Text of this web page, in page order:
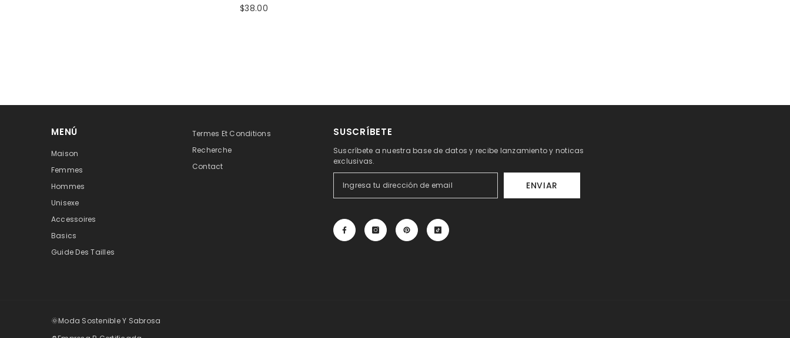
$38.00
MENÚ
Maison
Femmes
Hommes
Unisexe
Accessoires
Basics
Guide Des Tailles
Termes Et Conditions
Recherche
Contact
SUSCRÍBETE
Suscríbete a nuestra base de datos y recibe lanzamiento y noticas
exclusivas.
ENVIAR
🌞Moda Sostenible Y Sabrosa